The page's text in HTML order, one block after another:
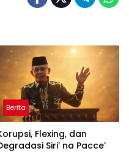
Berita
Flexing, dan
Siri’ na Pacce’